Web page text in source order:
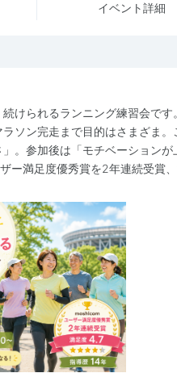
イベント詳細
けられるランニング練習会です
ソン完走まで目的はさまざま。
。参加後は「モチベーションが
ー満足度優秀賞を2年連続受賞、